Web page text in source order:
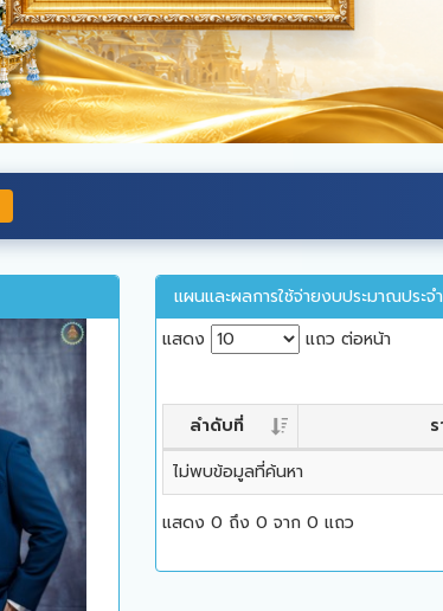
แผนและผลการใช้จ่ายงบประมาณประจ
แสดง
แถว ต่อหน้า
ลำดับที่
ไม่พบข้อมูลที่ค้นหา
แสดง 0 ถึง 0 จาก 0 แถว